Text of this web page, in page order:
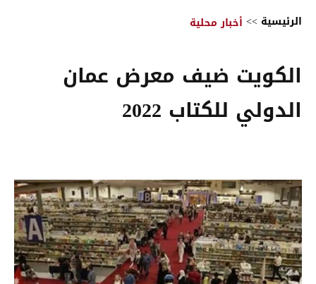
الرئيسية >> أخبار محلية
الكويت ضيف معرض عمان
الدولي للكتاب 2022